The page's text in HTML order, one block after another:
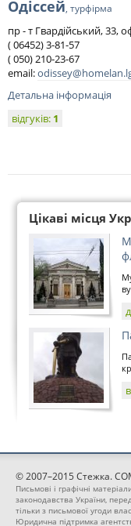
Одіссей, турфірма
пр - т Гвардійський, 33,
( 06452) 3-81-57 ​​
( 050) 210-23-67
email:
Детальна інформація
відгуків: 1
Цікаві місця
© 2007–2015 Стежка.
Письмові і графічні
законодавства України,
тільки з письмової угоди
Юридична підтримка